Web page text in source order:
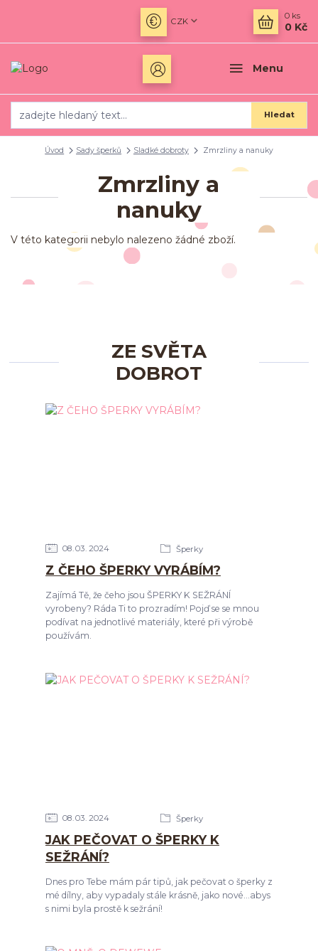
Menu
CZK
Hledat
0 ks
0 Kč
Úvod Sady šperků Sladké dobroty Zmrzliny a nanuky
Zmrzliny a
nanuky
V této kategorii nebylo nalezeno žádné zboží.
ZE SVĚTA
DOBROT
08 03 2024 Šperky
Z ČEHO ŠPERKY VYRÁBÍM?
Zajímá Tě, že čeho jsou ŠPERKY K SEŽRÁNÍ
vyrobeny? Ráda Ti to prozradím! Pojď se se mnou
podívat na jednotlivé materiály, které při výrobě
používám.
08 03 2024 Šperky
JAK PEČOVAT O ŠPERKY K
SEŽRÁNÍ?
Dnes pro Tebe mám pár tipů, jak pečovat o šperky z
mé dílny, aby vypadaly stále krásně, jako nové...abys
s nimi byla prostě k sežrání!